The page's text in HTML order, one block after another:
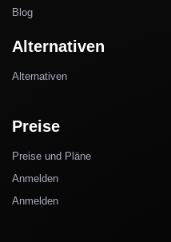
Blog
Alternativen
Alternativen
Preise
Preise und Pläne
Anmelden
Anmelden